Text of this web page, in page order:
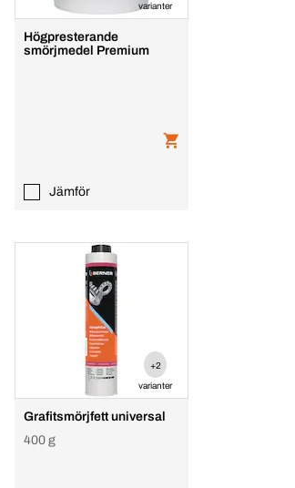
varianter
Högpresterande
smörjmedel Premium
Jämför
+2
varianter
Grafitsmörjfett universal
400 g